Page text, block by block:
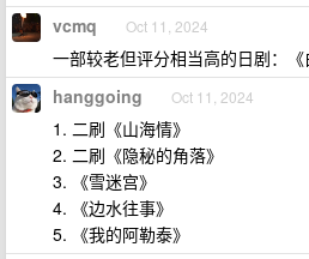
vcmq Oct 11, 2024
一部较老但评分相当高的日剧：《
hanggoing Oct 11, 2024
1. 二刷《山海情》
2. 二刷《隐秘的角落》
3. 《雪迷宫》
4. 《边水往事》
5. 《我的阿勒泰》